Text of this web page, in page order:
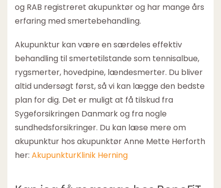
og RAB registreret akupunktør og har mange års
erfaring med smertebehandling.
Akupunktur kan være en særdeles effektiv
behandling til smertetilstande som tennisalbue,
rygsmerter, hovedpine, lændesmerter. Du bliver
altid undersøgt først, så vi kan lægge den bedste
plan for dig. Det er muligt at få tilskud fra
Sygeforsikringen Danmark og fra nogle
sundhedsforsikringer. Du kan læse mere om
akupunktur hos akupunktør Anne Mette Herforth
her: AkupunkturKlinik Herning